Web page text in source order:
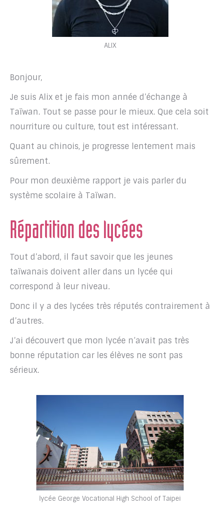
ALIX
Bonjour,
Je suis Alix et je fais mon année d’échange à
Taïwan. Tout se passe pour le mieux. Que cela soit
nourriture ou culture, tout est intéressant.
Quant au chinois, je progresse lentement mais
sûrement.
Pour mon deuxième rapport je vais parler du
système scolaire à Taïwan.
Répartition des lycées
Tout d’abord, il faut savoir que les jeunes
taïwanais doivent aller dans un lycée qui
correspond à leur niveau.
Donc il y a des lycées très réputés contrairement à
d’autres.
J’ai découvert que mon lycée n’avait pas très
bonne réputation car les élèves ne sont pas
sérieux.
lycée George Vocational High School of Taipei